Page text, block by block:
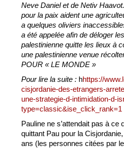
Neve Daniel et de Netiv
pour la paix aident une
a quelques oliviers
a été appelée afin de déloger
palestinienne quitte les lieux à
une palestinienne venue
POUR « LE MONDE »
Pour lire la suite : hhttps://
cisjordanie-des-etrangers-
une-strategie-d-intimidation-d-
type=classic&ise_click_rank=1
Pauline ne s’attendait pas à
quittant Pau pour la
ans (les personnes citées par